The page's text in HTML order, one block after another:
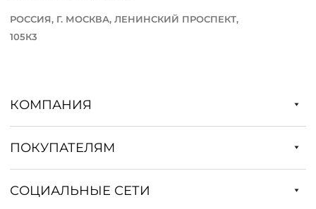
РОССИЯ, Г. МОСКВА, ЛЕНИНСКИЙ ПРОСПЕКТ,
105К3
КОМПАНИЯ
ПОКУПАТЕЛЯМ
СОЦИАЛЬНЫЕ СЕТИ